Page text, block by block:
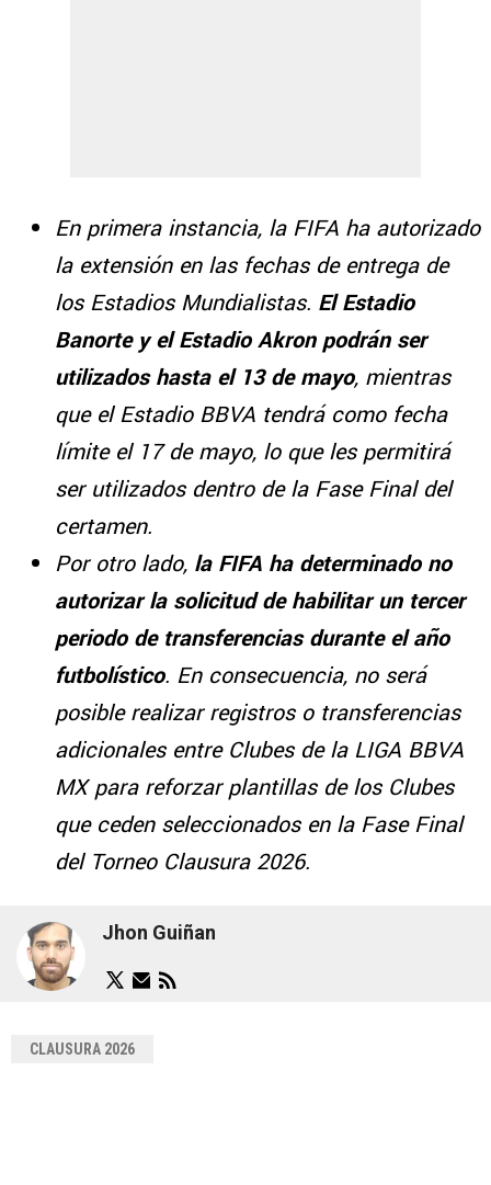
En primera instancia, la FIFA ha autorizado
la extensión en las fechas de entrega de
los Estadios Mundialistas. El Estadio
Banorte y el Estadio Akron podrán ser
utilizados hasta el 13 de mayo, mientras
que el Estadio BBVA tendrá como fecha
límite el 17 de mayo, lo que les permitirá
ser utilizados dentro de la Fase Final del
certamen.
Por otro lado, la FIFA ha determinado no
autorizar la solicitud de habilitar un tercer
periodo de transferencias durante el año
futbolístico. En consecuencia, no será
posible realizar registros o transferencias
adicionales entre Clubes de la LIGA BBVA
MX para reforzar plantillas de los Clubes
que ceden seleccionados en la Fase Final
del Torneo Clausura 2026.
Jhon Guiñan
CLAUSURA 2026